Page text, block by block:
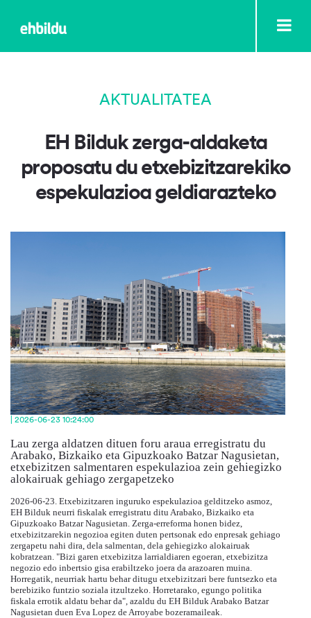
AKTUALITATEA
EH Bilduk zerga-aldaketa
proposatu du etxebizitzarekiko
espekulazioa geldiarazteko
| 2026-06-23 10:24:00
Lau zerga aldatzen dituen foru araua erregistratu du
Arabako, Bizkaiko eta Gipuzkoako Batzar Nagusietan,
etxebizitzen salmentaren espekulazioa zein gehiegizko
alokairuak gehiago zergapetzeko
2026-06-23. Etxebizitzaren inguruko espekulazioa gelditzeko asmoz,
EH Bilduk neurri fiskalak erregistratu ditu Arabako, Bizkaiko eta
Gipuzkoako Batzar Nagusietan. Zerga-erreforma honen bidez,
etxebizitzarekin negozioa egiten duten pertsonak edo enpresak gehiago
zergapetu nahi dira, dela salmentan, dela gehiegizko alokairuak
kobratzean. "Bizi garen etxebizitza larrialdiaren egoeran, etxebizitza
negozio edo inbertsio gisa erabiltzeko joera da arazoaren muina.
Horregatik, neurriak hartu behar ditugu etxebizitzari bere funtsezko eta
berebiziko funtzio soziala itzultzeko. Horretarako, egungo politika
fiskala errotik aldatu behar da", azaldu du EH Bilduk Arabako Batzar
Nagusietan duen Eva Lopez de Arroyabe bozeramaileak.